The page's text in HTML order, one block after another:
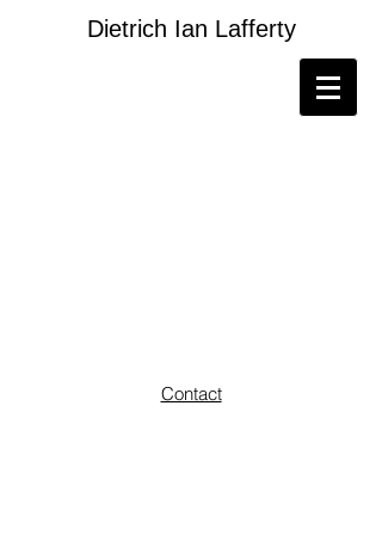
Dietrich Ian Lafferty
Contact